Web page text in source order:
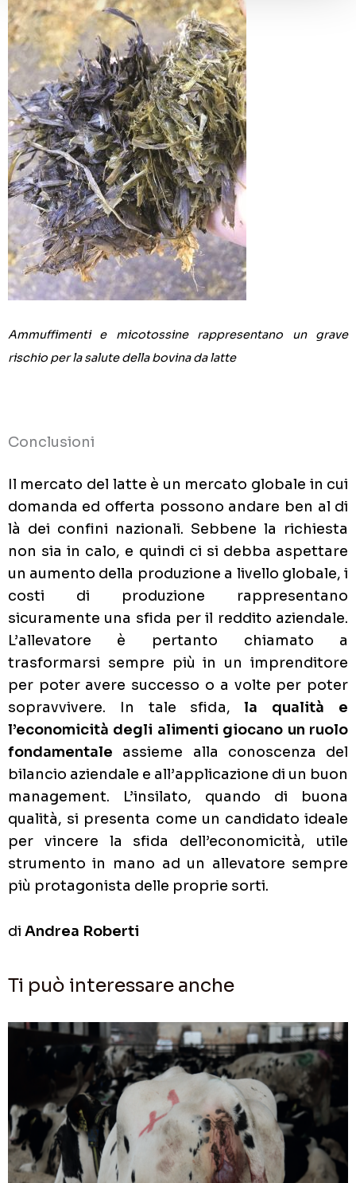
Ammuffimenti e micotossine rappresentano un grave
rischio per la salute della bovina da latte
Conclusioni
Il mercato del latte è un mercato globale in cui
domanda ed offerta possono andare ben al di
là dei confini nazionali. Sebbene la richiesta
non sia in calo, e quindi ci si debba aspettare
un aumento della produzione a livello globale, i
costi di produzione rappresentano
sicuramente una sfida per il reddito aziendale.
L’allevatore è pertanto chiamato a
trasformarsi sempre più in un imprenditore
per poter avere successo o a volte per poter
sopravvivere. In tale sfida,la qualità e
l’economicità degli alimenti giocano un ruolo
fondamentale assieme alla conoscenza del
bilancio aziendale e all’applicazione di un buon
management. L’insilato, quando di buona
qualità, si presenta come un candidato ideale
per vincere la sfida dell’economicità, utile
strumento in mano ad un allevatore sempre
più protagonista delle proprie sorti.
di Andrea Roberti
Ti può interessare anche